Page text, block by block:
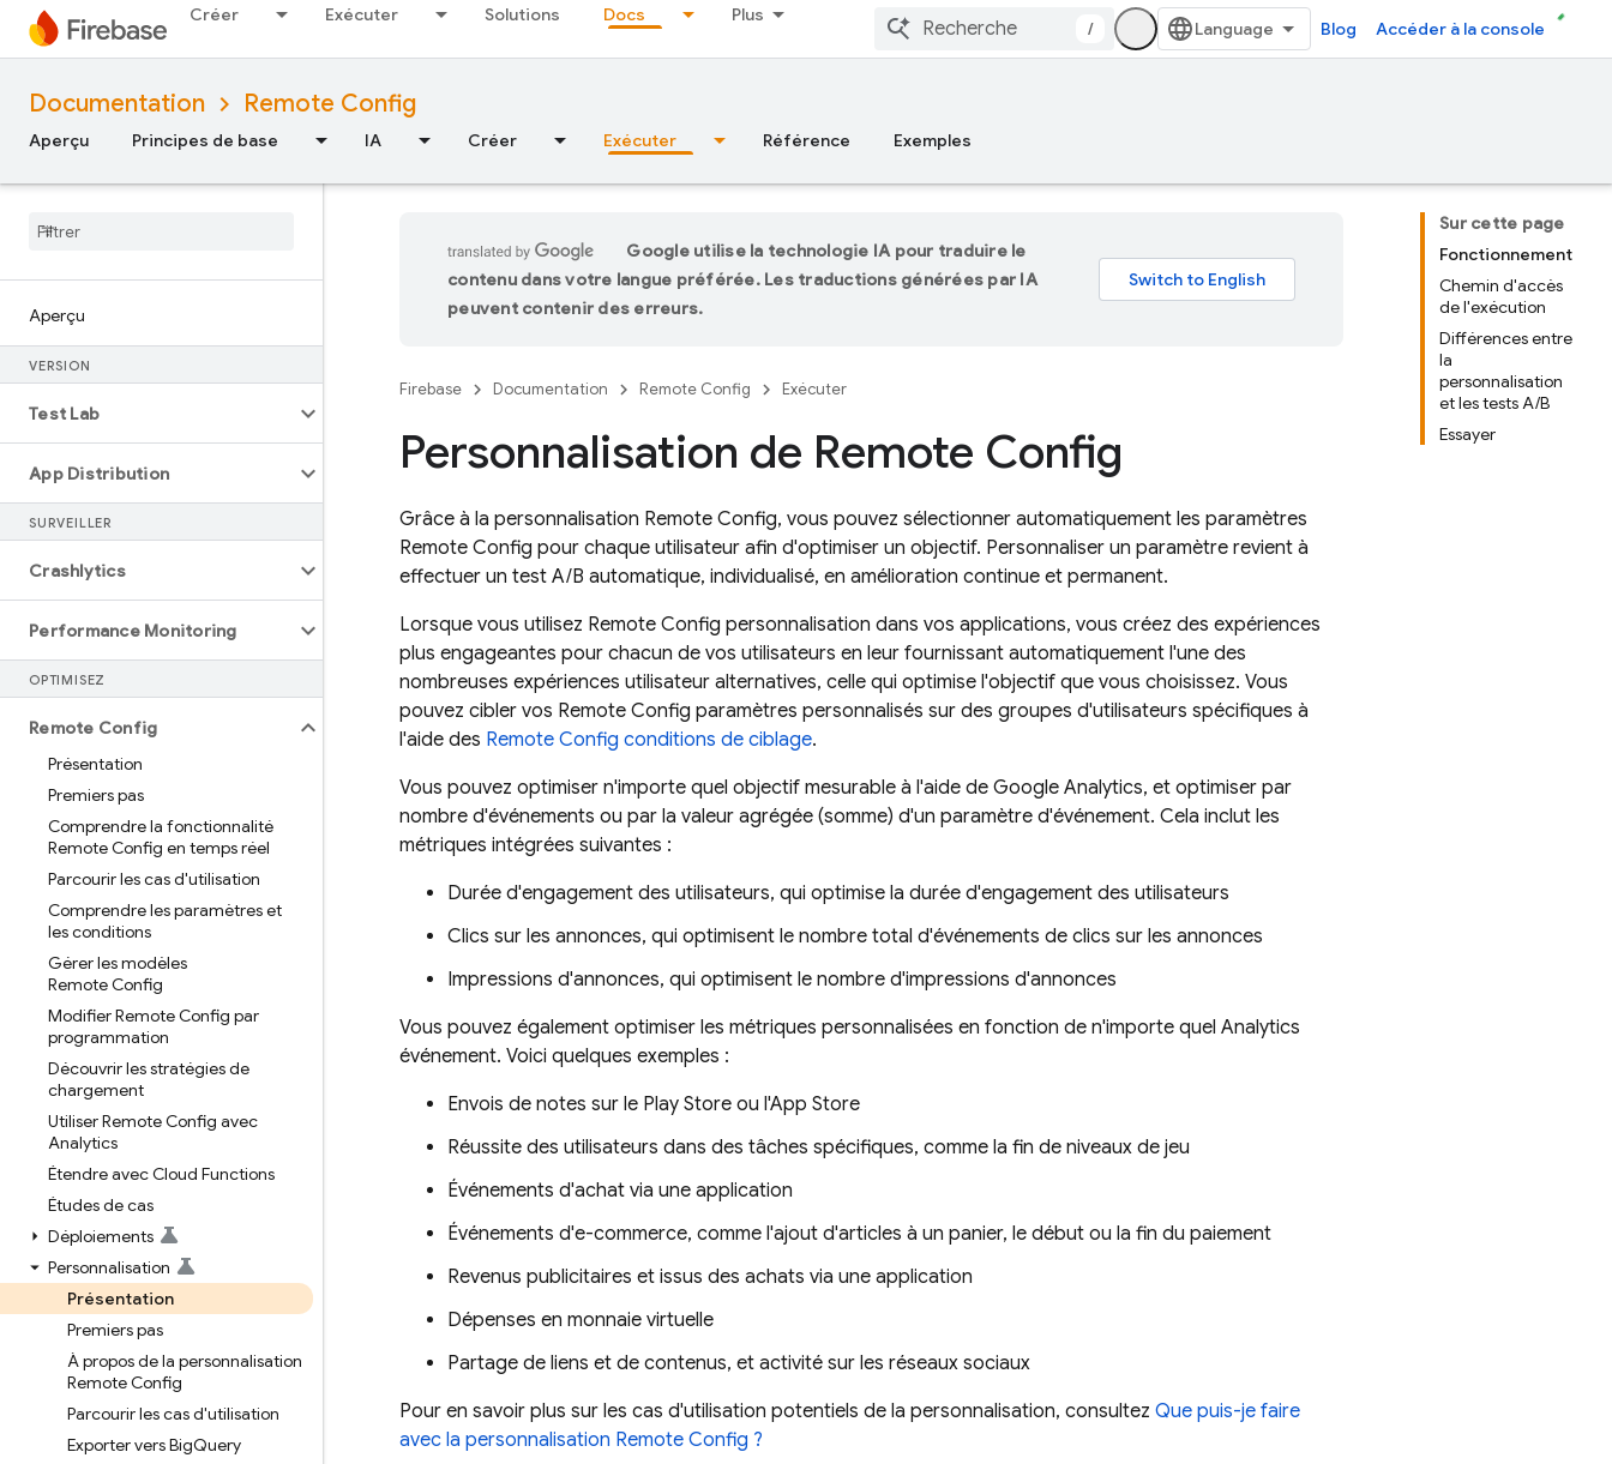
Créer Exécuter Solutions Docs Plus
/ Blog Accéder à la console
Documentation Remote Config
Aperçu Principes de base IA Créer Exécuter Référence Exemples
Aperçu
VERSION
Test Lab
App Distribution
SURVEILLER
Crashlytics
Performance Monitoring
OPTIMISEZ
Remote Config
Présentation
Premiers pas
Comprendre la fonctionnalité
Remote Config en temps réel
Parcourir les cas d'utilisation
Comprendre les paramètres et
les conditions
Gérer les modèles
Remote Config
Modifier Remote Config par
programmation
Découvrir les stratégies de
chargement
Utiliser Remote Config avec
Analytics
Étendre avec Cloud Functions
Études de cas
Déploiements
Personnalisation
Présentation
Premiers pas
À propos de la personnalisation
Remote Config
Parcourir les cas d'utilisation
Exporter vers BigQuery
Sur cette page
Fonctionnement
Chemin d'accès
de l'exécution
Différences entre
la
personnalisation
et les tests A/B
Essayer
Google utilise la technologie IA pour traduire le
contenu dans votre langue préférée. Les traductions générées par IA
peuvent contenir des erreurs.
Firebase Documentation Remote Config Exécuter
Personnalisation de Remote Config
Grâce à la personnalisation Remote Config, vous pouvez sélectionner automatiquement les paramètres
Remote Config pour chaque utilisateur afin d'optimiser un objectif. Personnaliser un paramètre revient à
effectuer un test A/B automatique, individualisé, en amélioration continue et permanent.
Lorsque vous utilisez Remote Config personnalisation dans vos applications, vous créez des expériences
plus engageantes pour chacun de vos utilisateurs en leur fournissant automatiquement l'une des
nombreuses expériences utilisateur alternatives, celle qui optimise l'objectif que vous choisissez. Vous
pouvez cibler vos Remote Config paramètres personnalisés sur des groupes d'utilisateurs spécifiques à
l'aide des Remote Config conditions de ciblage.
Vous pouvez optimiser n'importe quel objectif mesurable à l'aide de Google Analytics, et optimiser par
nombre d'événements ou par la valeur agrégée (somme) d'un paramètre d'événement. Cela inclut les
métriques intégrées suivantes :
Durée d'engagement des utilisateurs, qui optimise la durée d'engagement des utilisateurs
Clics sur les annonces, qui optimisent le nombre total d'événements de clics sur les annonces
Impressions d'annonces, qui optimisent le nombre d'impressions d'annonces
Vous pouvez également optimiser les métriques personnalisées en fonction de n'importe quel Analytics
événement. Voici quelques exemples :
Envois de notes sur le Play Store ou l'App Store
Réussite des utilisateurs dans des tâches spécifiques, comme la fin de niveaux de jeu
Événements d'achat via une application
Événements d'e-commerce, comme l'ajout d'articles à un panier, le début ou la fin du paiement
Revenus publicitaires et issus des achats via une application
Dépenses en monnaie virtuelle
Partage de liens et de contenus, et activité sur les réseaux sociaux
Pour en savoir plus sur les cas d'utilisation potentiels de la personnalisation, consultez Que puis-je faire
avec la personnalisation Remote Config ?